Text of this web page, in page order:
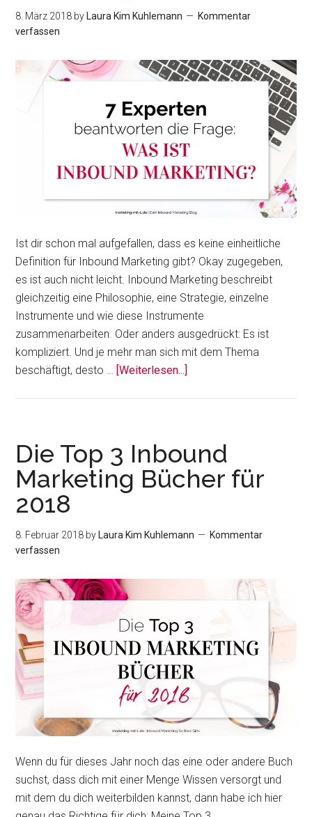
8. März 2018 by Laura Kim Kuhlemann
Kommentar
verfassen
Ist dir schon mal aufgefallen, dass es keine einheitliche
Definition für Inbound Marketing gibt? Okay zugegeben,
es ist auch nicht leicht. Inbound Marketing beschreibt
gleichzeitig eine Philosophie, eine Strategie, einzelne
Instrumente und wie diese Instrumente
zusammenarbeiten. Oder anders ausgedrückt: Es ist
kompliziert. Und je mehr man sich mit dem Thema
beschäftigt, desto … [Weiterlesen...]
Was
ist
Die Top 3 Inbound
Marketing Bücher für
2018
8. Februar 2018 byLaura Kim Kuhlemann
Kommentar
verfassen
Wenn du für dieses Jahr noch das eine oder andere Buch
suchst, dass dich mit einer Menge Wissen versorgt und
mit dem du dich weiterbilden kannst, dann habe ich hier